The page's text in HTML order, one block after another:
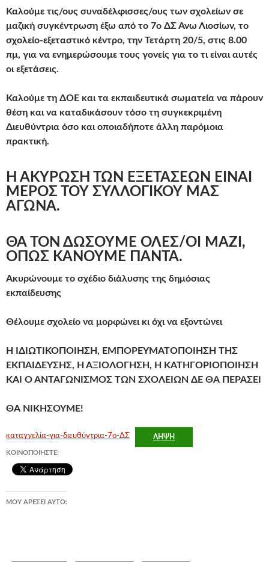
Καλούμε τις/ους συναδέλφισσες/ους των σχολείων σε
μαζική συγκέντρωση έξω από το 7ο ΔΣ Άνω Λιοσίων, το
σχολείο-εξεταστικό κέντρο, την Τετάρτη 20/5, στις 8.00
πμ, για να ενημερώσουμε τους γονείς για το τι είναι αυτές
οι εξετάσεις.
Καλούμε τη ΔΟΕ και τα εκπαιδευτικά σωματεία να πάρουν
θέση και να καταδικάσουν τόσο τη συγκεκριμένη
Διευθύντρια όσο και οποιαδήποτε άλλη παρόμοια
πρακτική.
Η ΑΚΥΡΩΣΗ ΤΩΝ ΕΞΕΤΑΣΕΩΝ ΕΙΝΑΙ
ΜΕΡΟΣ ΤΟΥ ΣΥΛΛΟΓΙΚΟΥ ΜΑΣ
ΑΓΩΝΑ.
ΘΑ ΤΟΝ ΔΩΣΟΥΜΕ ΟΛΕΣ/ΟΙ ΜΑΖΙ,
ΟΠΩΣ ΚΑΝΟΥΜΕ ΠΑΝΤΑ.
Ακυρώνουμε το σχέδιο διάλυσης της δημόσιας
εκπαίδευσης
Θέλουμε σχολείο να μορφώνει κι όχι να εξοντώνει
Η ΙΔΙΩΤΙΚΟΠΟΙΗΣΗ, ΕΜΠΟΡΕΥΜΑΤΟΠΟΙΗΣΗ ΤΗΣ
ΕΚΠΑΙΔΕΥΣΗΣ, Η ΑΞΙΟΛΟΓΗΣΗ, Η ΚΑΤΗΓΟΡΙΟΠΟΙΗΣΗ
ΚΑΙ Ο ΑΝΤΑΓΩΝΙΣΜΟΣ ΤΩΝ ΣΧΟΛΕΙΩΝ ΔΕ ΘΑ ΠΕΡΑΣΕΙ
ΘΑ ΝΙΚΗΣΟΥΜΕ!
καταγγελία-για-διευθύντρια-7ο-ΔΣ ΛΉΨΗ
ΚΟΙΝΟΠΟΙΉΣΤΕ:
ΜΟΥ ΑΡΈΣΕΙ ΑΥΤΌ: